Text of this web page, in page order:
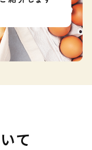
て